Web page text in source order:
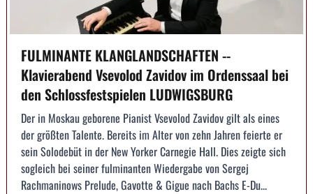
FULMINANTE KLANGLANDSCHAFTEN --
Klavierabend Vsevolod Zavidov im Ordenssaal bei
den Schlossfestspielen LUDWIGSBURG
Der in Moskau geborene Pianist Vsevolod Zavidov gilt als eines
der größten Talente. Bereits im Alter von zehn Jahren feierte er
sein Solodebüt in der New Yorker Carnegie Hall. Dies zeigte sich
sogleich bei seiner fulminanten Wiedergabe von Sergej
Rachmaninows Prelude, Gavotte & Gigue nach Bachs E-Du...